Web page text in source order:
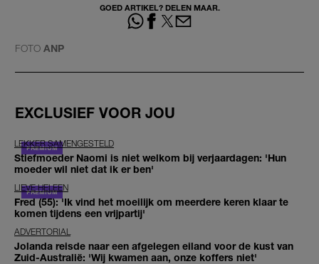
GOED ARTIKEL? DELEN MAAR.
FOTO ANP
EXCLUSIEF VOOR JOU
LEKKER SAMENGESTELD
Stiefmoeder Naomi is niet welkom bij verjaardagen: 'Hun
moeder wil niet dat ik er ben'
LIEVE HELEEN
Fred (55): 'Ik vind het moeilijk om meerdere keren klaar te
komen tijdens een vrijpartij'
ADVERTORIAL
Jolanda reisde naar een afgelegen eiland voor de kust van
Zuid-Australië: 'Wij kwamen aan, onze koffers niet'